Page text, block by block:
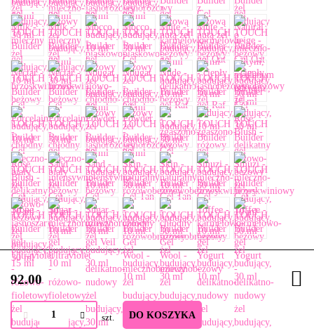
92.00
szt. DO KOSZYKA